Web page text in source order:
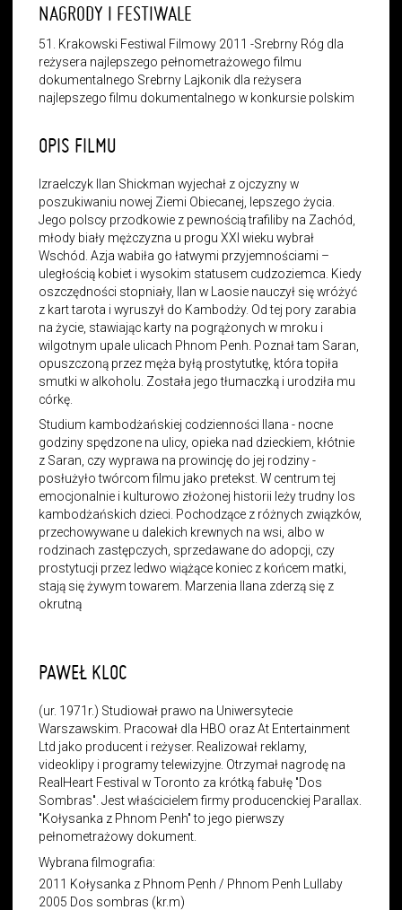
NAGRODY I FESTIWALE
51. Krakowski Festiwal Filmowy 2011 -Srebrny Róg dla
reżysera najlepszego pełnometrażowego filmu
dokumentalnego Srebrny Lajkonik dla reżysera
najlepszego filmu dokumentalnego w konkursie polskim
OPIS FILMU
Izraelczyk Ilan Shickman wyjechał z ojczyzny w
poszukiwaniu nowej Ziemi Obiecanej, lepszego życia.
Jego polscy przodkowie z pewnością trafiliby na Zachód,
młody biały mężczyzna u progu XXI wieku wybrał
Wschód. Azja wabiła go łatwymi przyjemnościami –
uległością kobiet i wysokim statusem cudzoziemca. Kiedy
oszczędności stopniały, Ilan w Laosie nauczył się wróżyć
z kart tarota i wyruszył do Kambodży. Od tej pory zarabia
na życie, stawiając karty na pogrążonych w mroku i
wilgotnym upale ulicach Phnom Penh. Poznał tam Saran,
opuszczoną przez męża byłą prostytutkę, która topiła
smutki w alkoholu. Została jego tłumaczką i urodziła mu
córkę.
Studium kambodżańskiej codzienności Ilana - nocne
godziny spędzone na ulicy, opieka nad dzieckiem, kłótnie
z Saran, czy wyprawa na prowincję do jej rodziny -
posłużyło twórcom filmu jako pretekst. W centrum tej
emocjonalnie i kulturowo złożonej historii leży trudny los
kambodżańskich dzieci. Pochodzące z różnych związków,
przechowywane u dalekich krewnych na wsi, albo w
rodzinach zastępczych, sprzedawane do adopcji, czy
prostytucji przez ledwo wiążące koniec z końcem matki,
stają się żywym towarem. Marzenia Ilana zderzą się z
okrutną
PAWEŁ KLOC
(ur. 1971r.) Studiował prawo na Uniwersytecie
Warszawskim. Pracował dla HBO oraz At Entertainment
Ltd jako producent i reżyser. Realizował reklamy,
videoklipy i programy telewizyjne. Otrzymał nagrodę na
RealHeart Festival w Toronto za krótką fabułę "Dos
Sombras". Jest właścicielem firmy producenckiej Parallax.
"Kołysanka z Phnom Penh" to jego pierwszy
pełnometrażowy dokument.
Wybrana filmografia:
2011 Kołysanka z Phnom Penh / Phnom Penh Lullaby
2005 Dos sombras (kr.m)